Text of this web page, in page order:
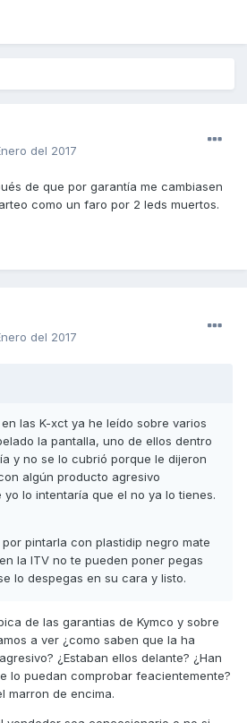
del 2017
de que por garantía me cambiasen
como un faro por 2 leds muertos.
del 2017
las K-xct ya he leído sobre varios
la pantalla, uno de ellos dentro
y no se lo cubrió porque le dijeron
algún producto agresivo
yo lo intentaría que el no ya lo tienes.
pintarla con plastidip negro mate
la ITV no te pueden poner pegas
lo despegas en su cara y listo.
de las garantias de Kymco y sobre
a ver ¿como saben que la ha
¿Estaban ellos delante? ¿Han
lo puedan comprobar feacientemente?
marron de encima.